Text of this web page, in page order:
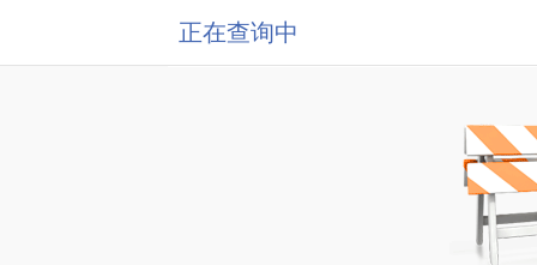
正在查询中